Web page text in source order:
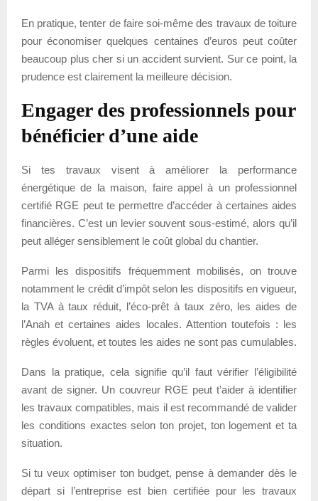
En pratique, tenter de faire soi-même des travaux de toiture
pour économiser quelques centaines d’euros peut coûter
beaucoup plus cher si un accident survient. Sur ce point, la
prudence est clairement la meilleure décision.
Engager des professionnels pour
bénéficier d’une aide
Si tes travaux visent à améliorer la performance
énergétique de la maison, faire appel à un professionnel
certifié RGE peut te permettre d’accéder à certaines aides
financières. C’est un levier souvent sous-estimé, alors qu’il
peut alléger sensiblement le coût global du chantier.
Parmi les dispositifs fréquemment mobilisés, on trouve
notamment le crédit d’impôt selon les dispositifs en vigueur,
la TVA à taux réduit, l’éco-prêt à taux zéro, les aides de
l’Anah et certaines aides locales. Attention toutefois : les
règles évoluent, et toutes les aides ne sont pas cumulables.
Dans la pratique, cela signifie qu’il faut vérifier l’éligibilité
avant de signer. Un couvreur RGE peut t’aider à identifier
les travaux compatibles, mais il est recommandé de valider
les conditions exactes selon ton projet, ton logement et ta
situation.
Si tu veux optimiser ton budget, pense à demander dès le
départ si l’entreprise est bien certifiée pour les travaux